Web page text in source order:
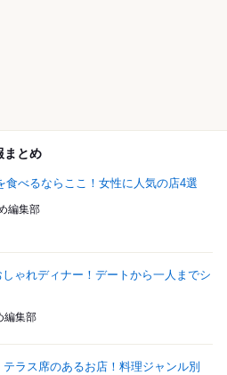
まとめ
食べるならここ！女性に人気の店4選
編集部
ゃれディナー！デートから一人までシ
編集部
テラス席のあるお店！料理ジャンル別